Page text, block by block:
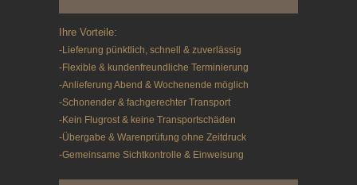
Ihre Vorteile:
-Lieferung pünktlich, schnell & zuverlässig
-Flexible & kundenfreundliche Terminierung
-Anlieferung Abend & Wochenende möglich
-Schonender & fachgerechter Transport
-Kein Flugrost & keine Transportschäden
-Übergabe & Warenprüfung ohne Zeitdruck
-Gemeinsame Sichtkontrolle & Einweisung